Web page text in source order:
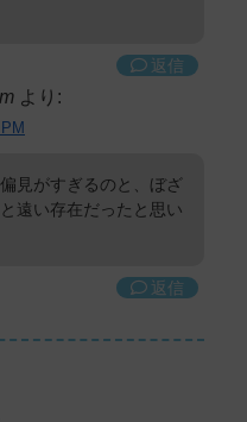
返信
より:
見がすぎるのと、ぼざ
遠い存在だったと思い
返信